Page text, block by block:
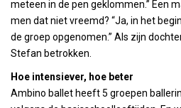
meteen in de pen geklommen.” Een
men dat niet vreemd? “Ja, in het
de groep opgenomen.” Als zijn
Stefan betrokken.
Hoe intensiever, hoe beter
Ambino ballet heeft 5 groepen